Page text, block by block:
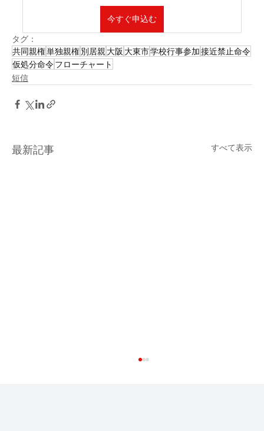
今すぐ申込む
タグ：
共同親権単独親権別居親 大阪 大東市学校行事参加接近禁止命令
仮処分命令フローチャート
短信
最新記事 すべて表示